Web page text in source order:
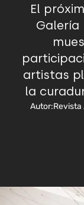
El
Galería
artistas
la
Autor:Revista